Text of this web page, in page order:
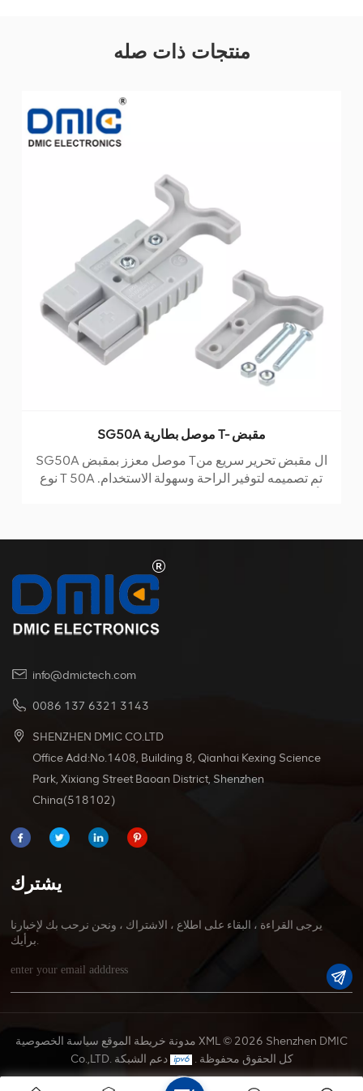
منتجات ذات صله
SG50A موصل الأسلاك تسخير تحديد غطاء 2 دبوس
SG50A موصل قابس ملحقال SG50A موصل تسخير
كاب تحديد مصمم خصيصًا للاستخدام مع ملفات 50 أ
يسمح بأكثر من 10000 دورة توصيل / فصل. يضمن
info@dmictech.com
0086 137 6321 3143
SHENZHEN DMIC CO.LTD
Office Add:No.1408, Building 8, Qianhai Kexing Science
Park, Xixiang Street Baoan District, Shenzhen
China(518102)
يشترك
يرجى القراءة ، البقاء على اطلاع ، الاشتراك ، ونحن نرحب بك لإخبارنا
برأيك.
مدونة خريطة الموقع سياسة الخصوصية XML© 2026 Shenzhen DMIC
Co.,LTD. كل الحقوق محفوظة .
دعم الشبكة